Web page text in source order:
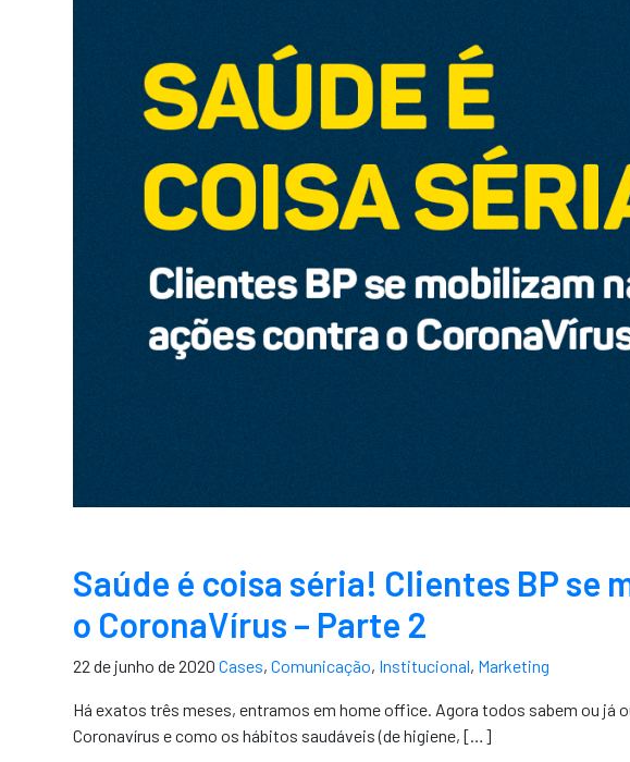
Saúde é coisa séria! Clientes BP se
o CoronaVírus – Parte 2
22 de junho de 2020 Cases, Comunicação, Institucional, Marketing
Há exatos três meses, entramos em home office. Agora todos sabem ou já
Coronavírus e como os hábitos saudáveis (de higiene, […]